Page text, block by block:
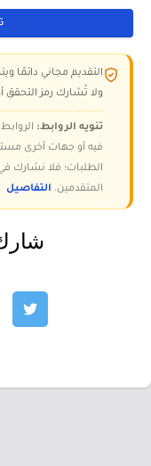
التقديم مجاني دائمًا
ولا تُشارك رمز التحقق
تنويه الروابط:
فيه أو جهات أخرى
الطلبات؛ فلا نشارك
المتقدمين. التفاصيل